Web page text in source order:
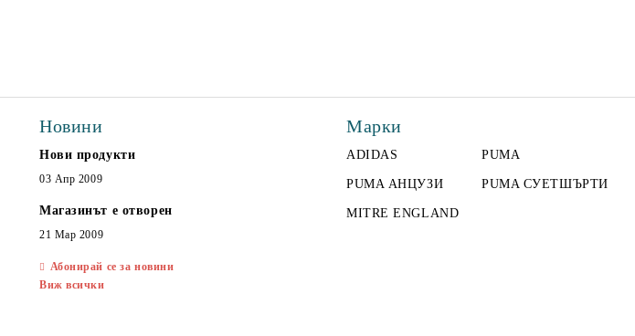
Новини
Нови продукти
03 Апр 2009
Магазинът е отворен
21 Мар 2009
Абонирай се за новини
Виж всички
Марки
ADIDAS PUMA
PUMA АНЦУЗИ PUMA СУЕТШЪРТИ
MITRE ENGLAND